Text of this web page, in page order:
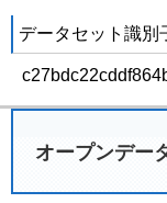
データセット識別
オープンデー